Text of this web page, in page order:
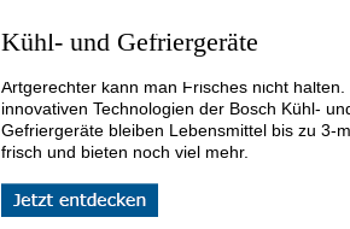
Kühl- und Gefriergeräte
Artgerechter kann man Frisches nicht halten.
innovativen Technologien der Bosch Kühl-
Gefriergeräte bleiben Lebensmittel bis zu 3-
frisch und bieten noch viel mehr.